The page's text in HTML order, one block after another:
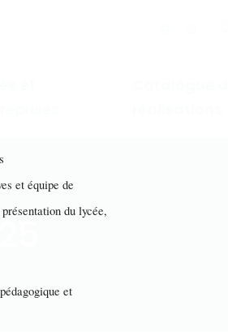
équipe de
du lycée,
et